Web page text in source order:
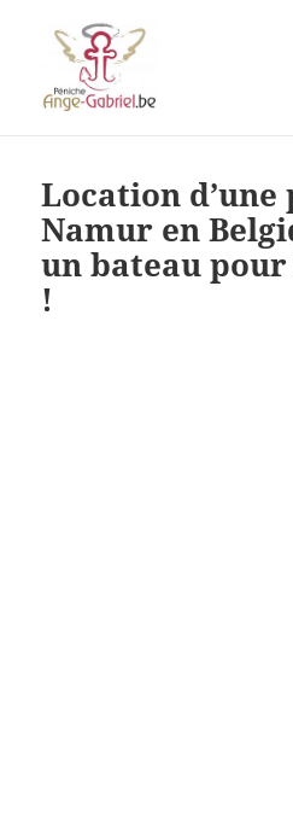
Location d’une
Namur en
un bateau
!